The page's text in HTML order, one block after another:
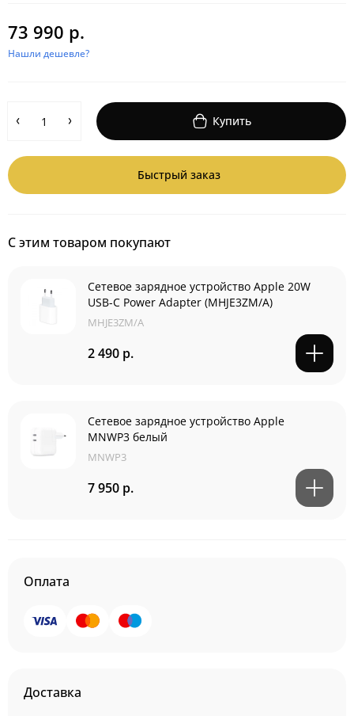
73 990 р.
Нашли дешевле?
Купить
Быстрый заказ
С этим товаром покупают
Сетевое зарядное устройство Apple 20W
USB-C Power Adapter (MHJE3ZM/A)
MHJE3ZM/A
2 490 р.
Сетевое зарядное устройство Apple
MNWP3 белый
MNWP3
7 950 р.
Оплата
Доставка